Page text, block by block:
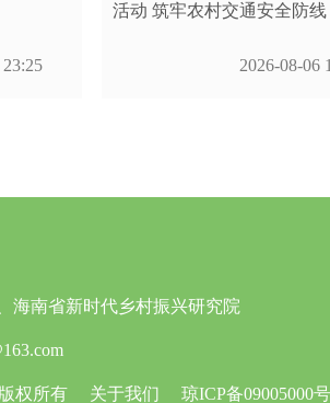
活动 筑牢农村交通安全防线
2026-08-06
海南省新时代乡村振兴研究院
版权所有 关于我们 琼ICP备09005000